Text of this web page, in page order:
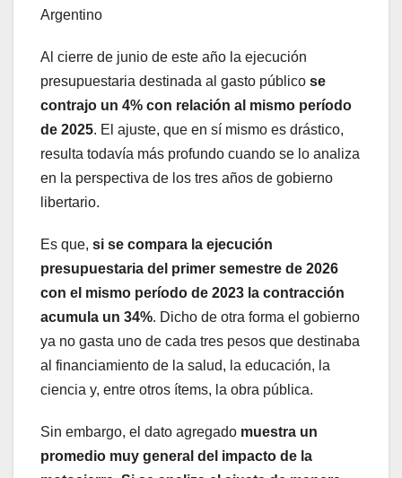
Argentino
Al cierre de junio de este año la ejecución
presupuestaria destinada al gasto público se
contrajo un 4% con relación al mismo período
de 2025. El ajuste, que en sí mismo es drástico,
resulta todavía más profundo cuando se lo analiza
en la perspectiva de los tres años de gobierno
libertario.
Es que, si se compara la ejecución
presupuestaria del primer semestre de 2026
con el mismo período de 2023 la contracción
acumula un 34%. Dicho de otra forma el gobierno
ya no gasta uno de cada tres pesos que destinaba
al financiamiento de la salud, la educación, la
ciencia y, entre otros ítems, la obra pública.
Sin embargo, el dato agregado muestra un
promedio muy general del impacto de la